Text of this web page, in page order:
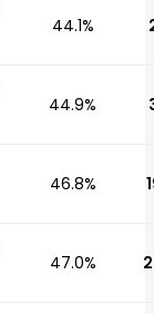
44.1%
44.9%
46.8%
47.0%